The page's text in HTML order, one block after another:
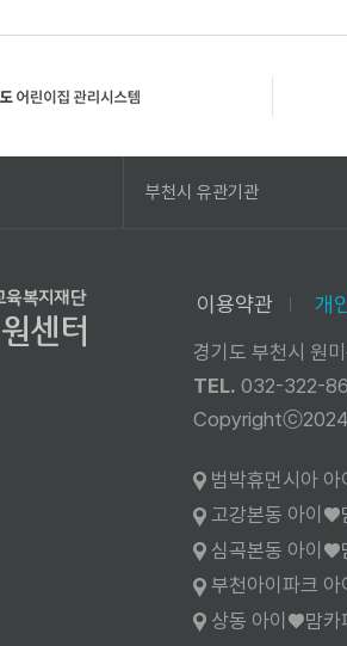
부천시 유관기관
이용약관 개
경기도 부천시 원
TEL. 032-322-
Copyrightⓒ2024
범박휴먼시아
고강본동 아이♥
심곡본동 아이♥
부천아이파크
상동 아이♥맘카